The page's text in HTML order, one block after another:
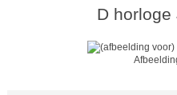
D horloge